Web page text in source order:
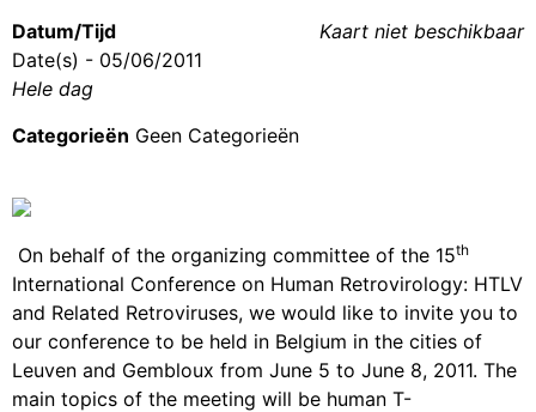
Kaart niet beschikbaar
Datum/Tijd
Date(s) - 05/06/2011
Hele dag
Categorieën Geen Categorieën
On behalf of the organizing committee of the 15th
International Conference on Human Retrovirology: HTLV
and Related Retroviruses, we would like to invite you to
our conference to be held in Belgium in the cities of
Leuven and Gembloux from June 5 to June 8, 2011. The
main topics of the meeting will be human T-